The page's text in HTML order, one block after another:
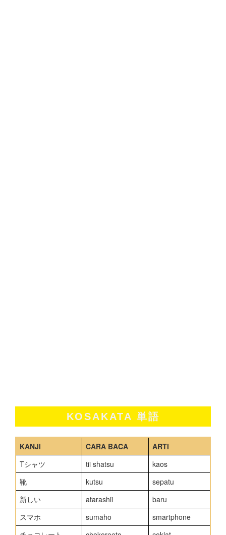
KOSAKATA 単語
KANJI CARA BACA
ARTI
Tシャツ
tii shatsu
kaos
靴
kutsu
sepatu
新しい
atarashii
baru
スマホ
sumaho
smartphone